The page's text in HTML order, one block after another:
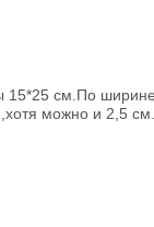
15*25 см.По
можно и 2,5 см.